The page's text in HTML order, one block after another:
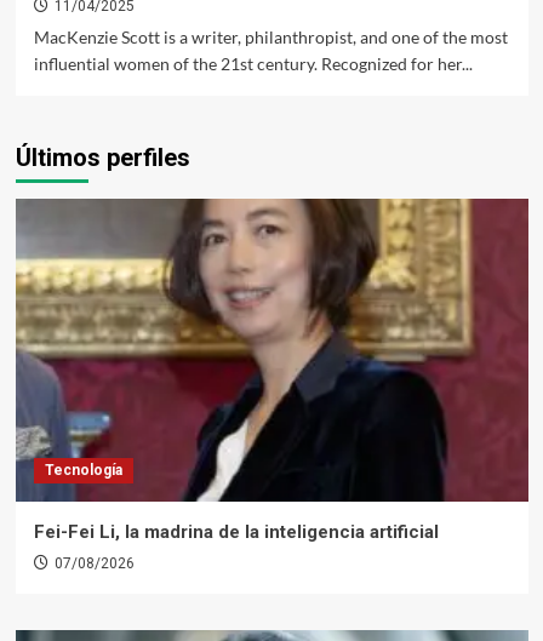
11/04/2025
MacKenzie Scott is a writer, philanthropist, and one of the most
influential women of the 21st century. Recognized for her...
Últimos perfiles
Tecnología
Fei-Fei Li, la madrina de la inteligencia artificial
07/08/2026